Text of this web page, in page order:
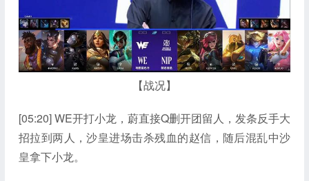
【战况】
[05:20] WE开打小龙，蔚直接Q删开团留人，发条反手大
招拉到两人，沙皇进场击杀残血的赵信，随后混乱中沙
皇拿下小龙。